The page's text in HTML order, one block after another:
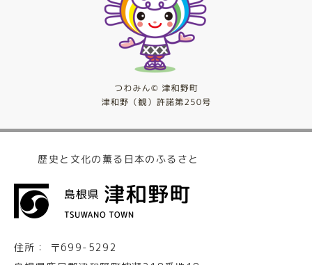
歴史と文化の薫る日本のふるさと
住所：
〒699-5292